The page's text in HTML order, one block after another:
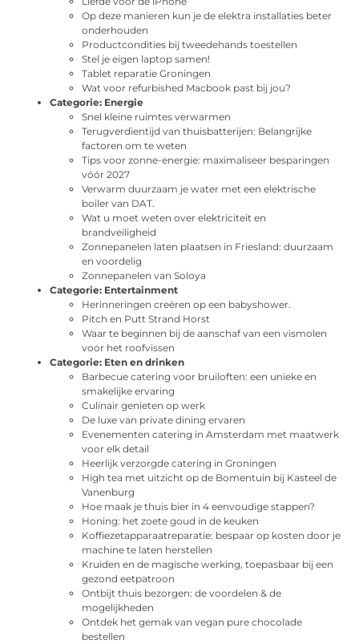
Op deze manieren kun je de elektra installaties beter
onderhouden
Productcondities bij tweedehands toestellen
Stel je eigen laptop samen!
Tablet reparatie Groningen
Wat voor refurbished Macbook past bij jou?
Categorie: Energie
Snel kleine ruimtes verwarmen
Terugverdientijd van thuisbatterijen: Belangrijke
factoren om te weten
Tips voor zonne-energie: maximaliseer besparingen
vóór 2027
Verwarm duurzaam je water met een elektrische
boiler van DAT.
Wat u moet weten over elektriciteit en
brandveiligheid
Zonnepanelen laten plaatsen in Friesland: duurzaam
en voordelig
Zonnepanelen van Soloya
Categorie: Entertainment
Herinneringen creëren op een babyshower.
Pitch en Putt Strand Horst
Waar te beginnen bij de aanschaf van een vismolen
voor het roofvissen
Categorie: Eten en drinken
Barbecue catering voor bruiloften: een unieke en
smakelijke ervaring
Culinair genieten op werk
De luxe van private dining ervaren
Evenementen catering in Amsterdam met maatwerk
voor elk detail
Heerlijk verzorgde catering in Groningen
High tea met uitzicht op de Bomentuin bij Kasteel de
Vanenburg
Hoe maak je thuis bier in 4 eenvoudige stappen?
Honing: het zoete goud in de keuken
Koffiezetapparaatreparatie: bespaar op kosten door je
machine te laten herstellen
Kruiden en de magische werking, toepasbaar bij een
gezond eetpatroon
Ontbijt thuis bezorgen: de voordelen & de
mogelijkheden
Ontdek het gemak van vegan pure chocolade
bestellen